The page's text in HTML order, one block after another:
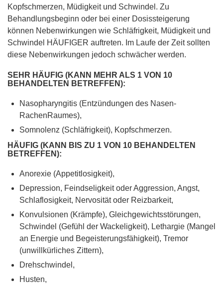
Kopfschmerzen, Müdigkeit und Schwindel. Zu
Behandlungsbeginn oder bei einer Dosissteigerung
können Nebenwirkungen wie Schläfrigkeit, Müdigkeit und
Schwindel HÄUFIGER auftreten. Im Laufe der Zeit sollten
diese Nebenwirkungen jedoch schwächer werden.
SEHR HÄUFIG (KANN MEHR ALS 1 VON 10
BEHANDELTEN BETREFFEN):
Nasopharyngitis (Entzündungen des Nasen-
RachenRaumes),
Somnolenz (Schläfrigkeit), Kopfschmerzen.
HÄUFIG (KANN BIS ZU 1 VON 10 BEHANDELTEN
BETREFFEN):
Anorexie (Appetitlosigkeit),
Depression, Feindseligkeit oder Aggression, Angst,
Schlaflosigkeit, Nervosität oder Reizbarkeit,
Konvulsionen (Krämpfe), Gleichgewichtsstörungen,
Schwindel (Gefühl der Wackeligkeit), Lethargie (Mangel
an Energie und Begeisterungsfähigkeit), Tremor
(unwillkürliches Zittern),
Drehschwindel,
Husten,